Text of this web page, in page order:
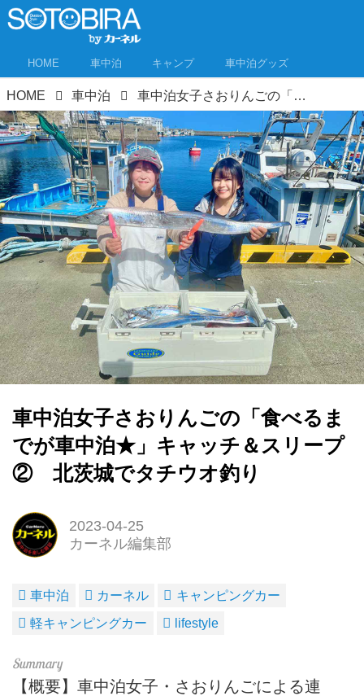
HOME 車中泊 キャンプ 車中泊グッズ
HOME 車中泊 車中泊女子さおりんごの「食べるまでが車中泊★」キャッチ＆スリープ② 北茨城でタチウオ釣り
車中泊女子さおりんごの「食べるま
でが車中泊★」キャッチ＆スリープ
② 北茨城でタチウオ釣り
2023-04-25
カーネル編集部
車中泊 カーネル
キャンピングカー
軽キャンピングカー
lifestyle
【概要】車中泊女子・さおりんごによる連